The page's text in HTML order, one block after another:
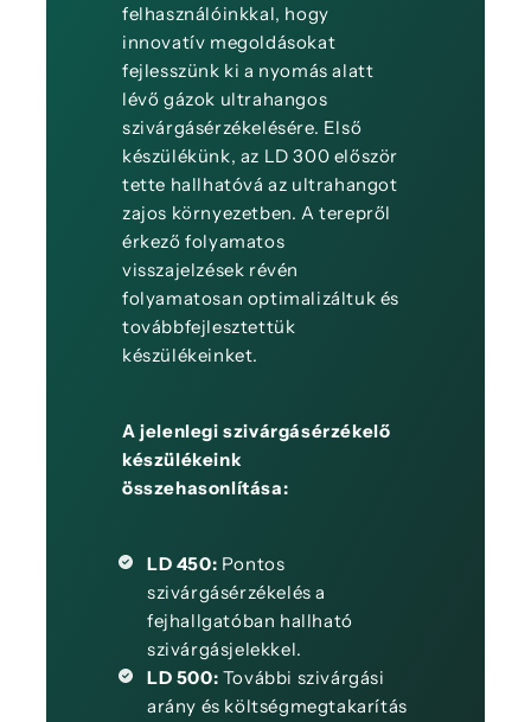
felhasználóinkkal, hogy
innovatív megoldásokat
fejlesszünk ki a nyomás alatt
lévő gázok ultrahangos
szivárgásérzékelésére. Első
készülékünk, az LD 300 először
tette hallhatóvá az ultrahangot
zajos környezetben. A terepről
érkező folyamatos
visszajelzések révén
folyamatosan optimalizáltuk és
továbbfejlesztettük
készülékeinket.
A jelenlegi szivárgásérzékelő
készülékeink
összehasonlítása:
LD 450: Pontos
szivárgásérzékelés a
fejhallgatóban hallható
szivárgásjelekkel.
LD 500: További szivárgási
arány és költségmegtakarítás